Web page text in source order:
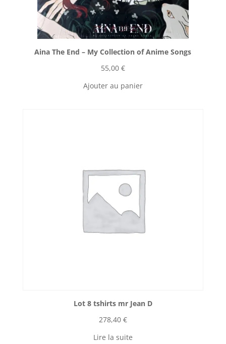
Aina The End ‎– My Collection of Anime Songs
55,00 €
Ajouter au panier
Lot 8 tshirts mr Jean D
278,40 €
Lire la suite